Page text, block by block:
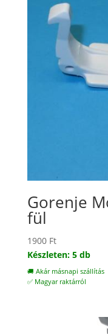
Gorenje
fül
1900 Ft
Készleten: 5 db
🚚 Akár másnapi szállítás
✅ Magyar raktárról